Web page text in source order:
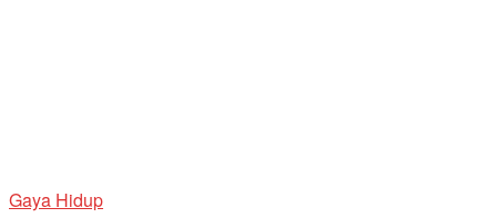
Gaya Hidup